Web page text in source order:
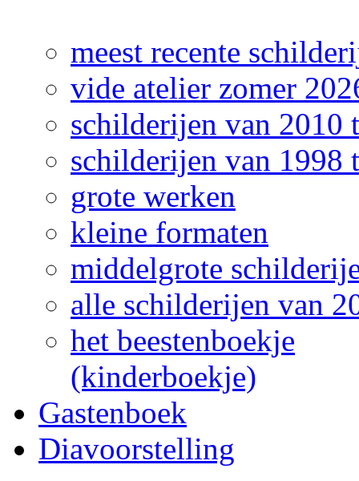
meest recente
vide atelier zomer
schilderijen van 2010
schilderijen van 1998
grote werken
kleine formaten
middelgrote
alle schilderijen van
het beestenboekje
(kinderboekje)
Gastenboek
Diavoorstelling